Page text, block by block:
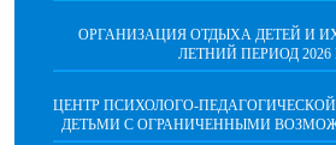
ОРГАНИЗАЦИЯ ОТДЫХА ДЕТЕЙ И
ЛЕТНИЙ ПЕРИОД 2026
ЦЕНТР ПСИХОЛОГО-
ДЕТЬМИ С ОГРАНИЧЕННЫМИ